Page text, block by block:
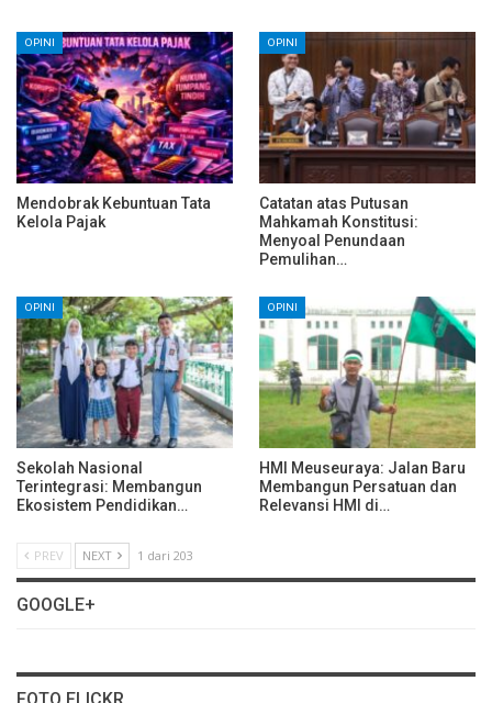
OPINI
Mendobrak Kebuntuan Tata
Kelola Pajak
OPINI
Catatan atas Putusan
Mahkamah Konstitusi:
Menyoal Penundaan
Pemulihan…
OPINI
Sekolah Nasional
Terintegrasi: Membangun
Ekosistem Pendidikan…
OPINI
HMI Meuseuraya: Jalan Baru
Membangun Persatuan dan
Relevansi HMI di…
PREV NEXT 1 dari 203
GOOGLE+
FOTO FLICKR